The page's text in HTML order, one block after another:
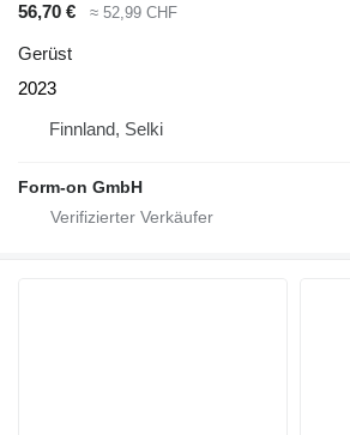
56,70 €
≈ 52,99 CHF
Gerüst
2023
Finnland, Selki
Form-on GmbH